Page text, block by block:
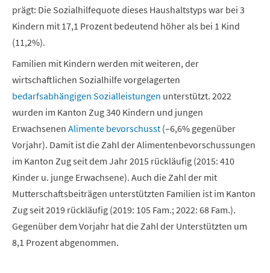
prägt: Die Sozialhilfequote dieses Haushaltstyps war bei 3
Kindern mit 17,1 Prozent bedeutend höher als bei 1 Kind
(11,2%).
Familien mit Kindern werden mit weiteren, der
wirtschaftlichen Sozialhilfe vorgelagerten
bedarfsabhängigen Sozialleistungen unterstützt. 2022
wurden im Kanton Zug 340 Kindern und jungen
Erwachsenen Alimente bevorschusst (–6,6% gegenüber
Vorjahr). Damit ist die Zahl der Alimentenbevorschussungen
im Kanton Zug seit dem Jahr 2015 rückläufig (2015: 410
Kinder u. junge Erwachsene). Auch die Zahl der mit
Mutterschaftsbeiträgen unterstützten Familien ist im Kanton
Zug seit 2019 rückläufig (2019: 105 Fam.; 2022: 68 Fam.).
Gegenüber dem Vorjahr hat die Zahl der Unterstützten um
8,1 Prozent abgenommen.